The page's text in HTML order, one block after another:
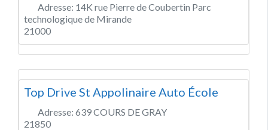
Adresse: 14K rue Pierre de Coubertin Parc
technologique de Mirande
21000
Top Drive St Appolinaire Auto École
Adresse: 639 COURS DE GRAY
21850